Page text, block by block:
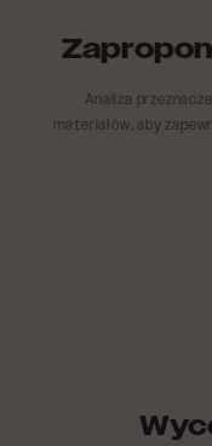
Analiza
materiałów, aby